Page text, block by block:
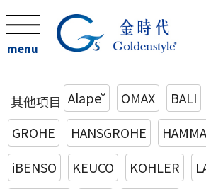
menu
其他項目 Alape˘ OMAX BALI
GROHE
HANSGROHE
iBENSO
KEUCO KOHLER